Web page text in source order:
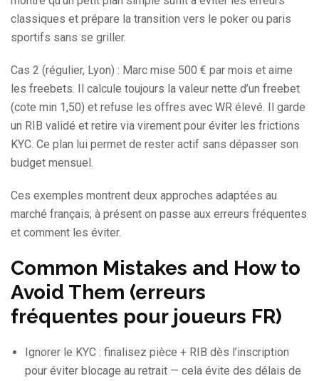
classiques et prépare la transition vers le poker ou paris
sportifs sans se griller.
Cas 2 (régulier, Lyon) : Marc mise 500 € par mois et aime
les freebets. Il calcule toujours la valeur nette d’un freebet
(cote min 1,50) et refuse les offres avec WR élevé. Il garde
un RIB validé et retire via virement pour éviter les frictions
KYC. Ce plan lui permet de rester actif sans dépasser son
budget mensuel.
Ces exemples montrent deux approches adaptées au
marché français; à présent on passe aux erreurs fréquentes
et comment les éviter.
Common Mistakes and How to
Avoid Them (erreurs
fréquentes pour joueurs FR)
Ignorer le KYC : finalisez pièce + RIB dès l’inscription
pour éviter blocage au retrait — cela évite des délais de